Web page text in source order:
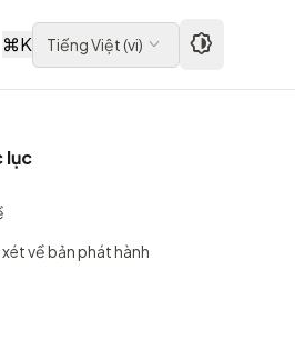
⌘K Tiếng Việt(vi)
lục
về bản phát hành